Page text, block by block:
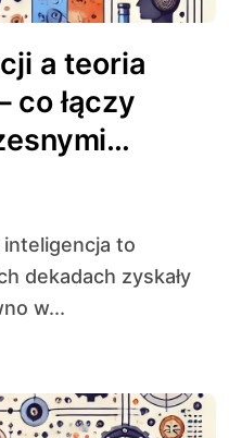
a teoria
co łączy
dekadach zyskały
w...